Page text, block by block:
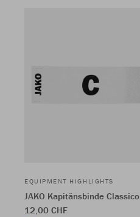
EQUIPMENT HIGHLIGHTS
JAKO Kapitänsbinde Classico
12,00 CHF